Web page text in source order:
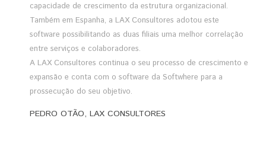
capacidade de crescimento da estrutura organizacional.
Também em Espanha, a LAX Consultores adotou este
software possibilitando as duas filiais uma melhor correlação
entre serviços e colaboradores.
A LAX Consultores continua o seu processo de crescimento e
expansão e conta com o software da Softwhere para a
prossecução do seu objetivo.
PEDRO OTÃO, LAX CONSULTORES